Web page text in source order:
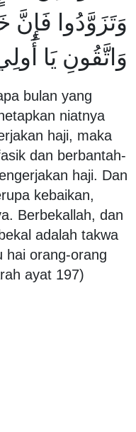
وَتَزَوَّدُوا فَإِنَّ
وَاتَّقُونِ يَا
bulan yang
niatnya
haji, maka
dan berbantah-
haji. Dan
kebaikan,
Berbekallah, dan
adalah takwa
hai orang-orang
ayat 197)